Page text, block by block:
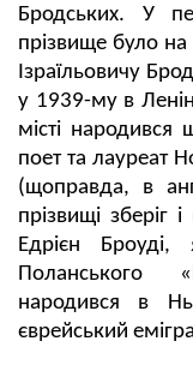
Бродських. У
прізвище було
Ізраїльовичу
у 1939-му в
місті
поет та лауреат
(щоправда, в
прізвищі зберіг
Едрієн
Поланського
народився в
єврейський